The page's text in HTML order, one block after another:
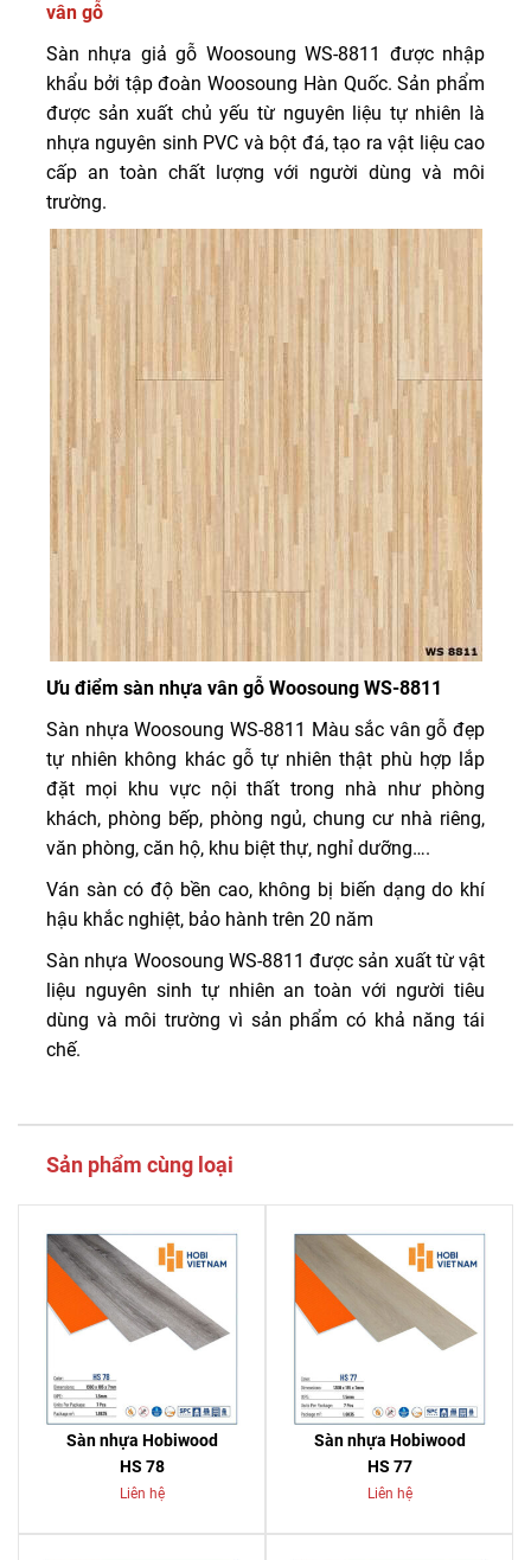
vân gỗ
Sàn nhựa giả gỗ Woosoung WS-8811 được nhập
khẩu bởi tập đoàn Woosoung Hàn Quốc. Sản phẩm
được sản xuất chủ yếu từ nguyên liệu tự nhiên là
nhựa nguyên sinh PVC và bột đá, tạo ra vật liệu cao
cấp an toàn chất lượng với người dùng và môi
trường.
Ưu điểm sàn nhựa vân gỗ Woosoung WS-8811
Sàn nhựa Woosoung WS-8811 Màu sắc vân gỗ đẹp
tự nhiên không khác gỗ tự nhiên thật phù hợp lắp
đặt mọi khu vực nội thất trong nhà như phòng
khách, phòng bếp, phòng ngủ, chung cư nhà riêng,
văn phòng, căn hộ, khu biệt thự, nghỉ dưỡng….
Ván sàn có độ bền cao, không bị biến dạng do khí
hậu khắc nghiệt, bảo hành trên 20 năm
Sàn nhựa Woosoung WS-8811 được sản xuất từ vật
liệu nguyên sinh tự nhiên an toàn với người tiêu
dùng và môi trường vì sản phẩm có khả năng tái
chế.
Sản phẩm cùng loại
Sàn nhựa Hobiwood
HS 78
Liên hệ
Sàn nhựa Hobiwood
HS 77
Liên hệ